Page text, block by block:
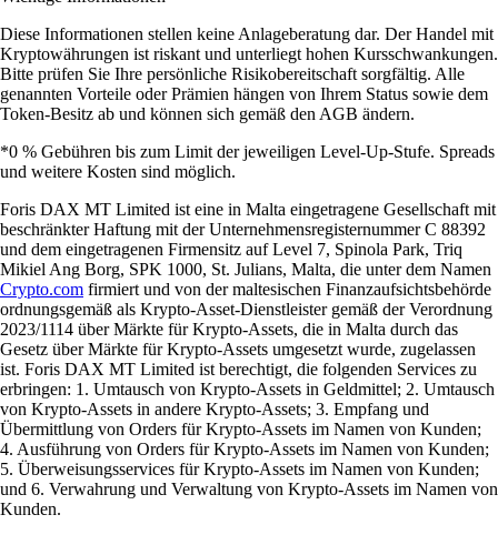
Diese Informationen stellen keine Anlageberatung dar. Der Handel mit
Kryptowährungen ist riskant und unterliegt hohen Kursschwankungen.
Bitte prüfen Sie Ihre persönliche Risikobereitschaft sorgfältig. Alle
genannten Vorteile oder Prämien hängen von Ihrem Status sowie dem
Token-Besitz ab und können sich gemäß den AGB ändern.
*0 % Gebühren bis zum Limit der jeweiligen Level-Up-Stufe. Spreads
und weitere Kosten sind möglich.
Foris DAX MT Limited ist eine in Malta eingetragene Gesellschaft mit
beschränkter Haftung mit der Unternehmensregisternummer C 88392
und dem eingetragenen Firmensitz auf Level 7, Spinola Park, Triq
Mikiel Ang Borg, SPK 1000, St. Julians, Malta, die unter dem Namen
Crypto.com firmiert und von der maltesischen Finanzaufsichtsbehörde
ordnungsgemäß als Krypto-Asset-Dienstleister gemäß der Verordnung
2023/1114 über Märkte für Krypto-Assets, die in Malta durch das
Gesetz über Märkte für Krypto-Assets umgesetzt wurde, zugelassen
ist. Foris DAX MT Limited ist berechtigt, die folgenden Services zu
erbringen: 1. Umtausch von Krypto-Assets in Geldmittel; 2. Umtausch
von Krypto-Assets in andere Krypto-Assets; 3. Empfang und
Übermittlung von Orders für Krypto-Assets im Namen von Kunden;
4. Ausführung von Orders für Krypto-Assets im Namen von Kunden;
5. Überweisungsservices für Krypto-Assets im Namen von Kunden;
und 6. Verwahrung und Verwaltung von Krypto-Assets im Namen von
Kunden.